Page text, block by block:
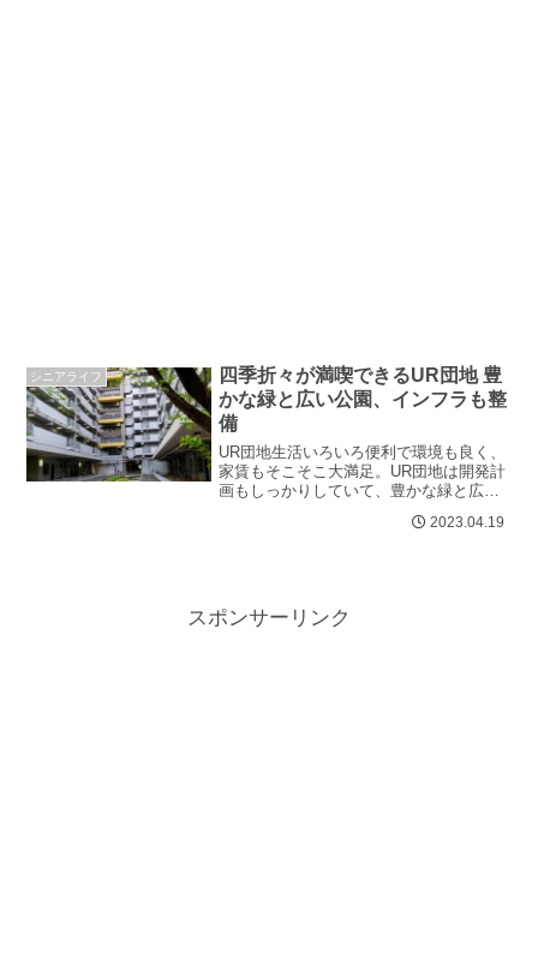
シニアライフ
四季折々が満喫できるUR団地 豊
かな緑と広い公園、インフラも整
備
UR団地生活いろいろ便利で環境も良く、
家賃もそこそこ大満足。UR団地は開発計
画もしっかりしていて、豊かな緑と広い
璧に近い。まさに良いことづくめ、...
2023.04.19
スポンサーリンク